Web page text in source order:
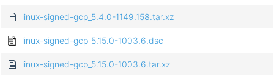
linux-signed-gcp_5.4.0-1149.158.tar.xz
linux-signed-gcp_5.15.0-1003.6.dsc
linux-signed-gcp_5.15.0-1003.6.tar.xz